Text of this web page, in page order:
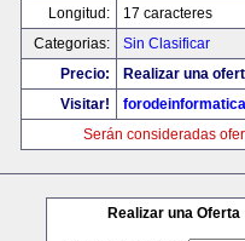
Longitud:
17 caracteres
Categorias:
Sin Clasificar
Precio:
Realizar una
Visitar!
Serán consideradas
Realizar una Oferta